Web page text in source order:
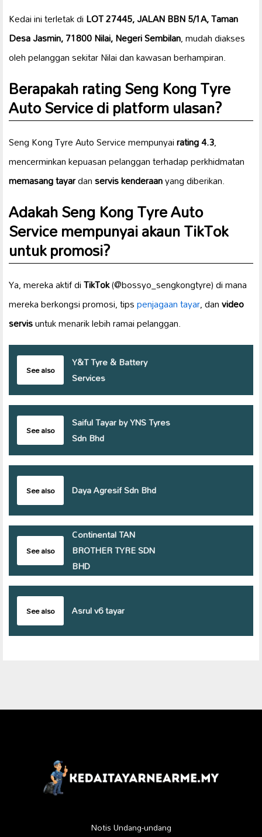
Kedai ini terletak diLOT 27445, JALAN BBN 5/1A, Taman
Desa Jasmin, 71800 Nilai, Negeri Sembilan, mudah diakses
oleh pelanggan sekitar Nilai dan kawasan berhampiran.
BerapakahratingSeng Kong Tyre
Auto Service di platform ulasan?
Seng Kong Tyre Auto Service mempunyairating 4.3,
mencerminkan kepuasan pelanggan terhadap perkhidmatan
memasang tayardanservis kenderaanyang diberikan.
Adakah Seng Kong Tyre Auto
Service mempunyai akaunTikTok
untuk promosi?
Ya, mereka aktif diTikTok(@bossyo_sengkongtyre) di mana
mereka berkongsi promosi, tipspenjagaan tayar, danvideo
servisuntuk menarik lebih ramai pelanggan.
See also
Y&T Tyre & Battery
Services
See also
Saiful Tayar by YNS Tyres
Sdn Bhd
See also Daya Agresif Sdn Bhd
See also
Continental TAN
BROTHER TYRE SDN
BHD
See also Asrul v6 tayar
Notis Undang-undang